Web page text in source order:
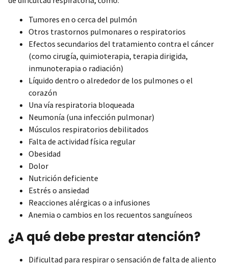
Tumores en o cerca del pulmón
Otros trastornos pulmonares o respiratorios
Efectos secundarios del tratamiento contra el cáncer
(como cirugía, quimioterapia, terapia dirigida,
inmunoterapia o radiación)
Líquido dentro o alrededor de los pulmones o el
corazón
Una vía respiratoria bloqueada
Neumonía (una infección pulmonar)
Músculos respiratorios debilitados
Falta de actividad física regular
Obesidad
Dolor
Nutrición deficiente
Estrés o ansiedad
Reacciones alérgicas o a infusiones
Anemia o cambios en los recuentos sanguíneos
¿A qué debe prestar atención?
Dificultad para respirar o sensación de falta de aliento